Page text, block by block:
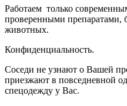
Работаем только
проверенными препаратами,
животных.
Конфиденциальность.
Соседи не узнают о Вашей
приезжают в повседневной
спецодежду у Вас.